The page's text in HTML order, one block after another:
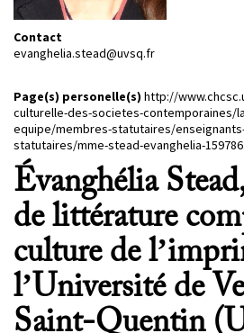
Contact
evanghelia.stead@uvsq.fr
Page(s) personelle(s) http://
culturelle-des-societes-contemporaines/
equipe/membres-statutaires/
statutaires/mme-stead-evanghelia-
Évanghélia
de littérature
culture de
l’Université de
Saint-Quentin